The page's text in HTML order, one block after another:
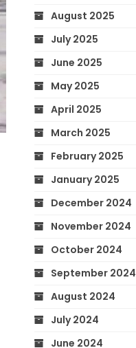
August 2025
July 2025
June 2025
May 2025
April 2025
March 2025
February 2025
January 2025
December 2024
November 2024
October 2024
September 2024
August 2024
July 2024
June 2024